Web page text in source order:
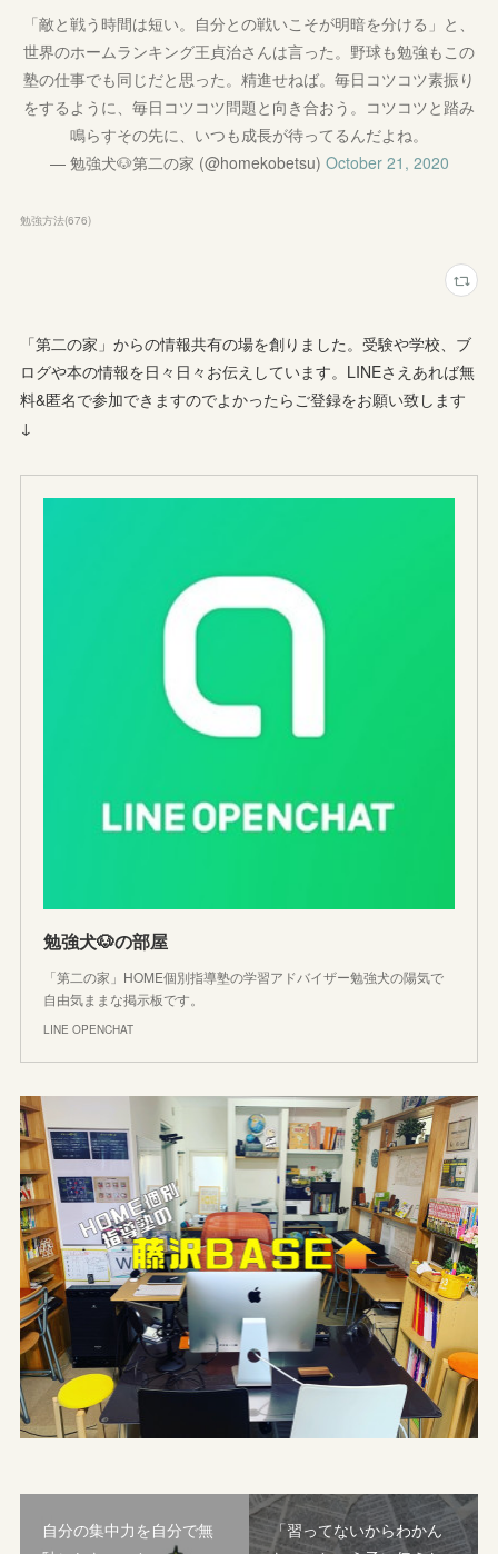
「敵と戦う時間は短い。自分との戦いこそが明暗を分ける」と、
世界のホームランキング王貞治さんは言った。野球も勉強もこの
塾の仕事でも同じだと思った。精進せねば。毎日コツコツ素振り
をするように、毎日コツコツ問題と向き合おう。コツコツと踏み
鳴らすその先に、いつも成長が待ってるんだよね。
— 勉強犬🐶第二の家 (@homekobetsu) October 21, 2020
勉強方法(676)
「第二の家」からの情報共有の場を創りました。受験や学校、ブ
ログや本の情報を日々日々お伝えしています。LINEさえあれば無
料&匿名で参加できますのでよかったらご登録をお願い致します
↓
勉強犬🐶の部屋
「第二の家」HOME個別指導塾の学習アドバイザー勉強犬の陽気で
自由気ままな掲示板です。
LINE OPENCHAT
自分の集中力を自分で無
「習ってないからわかん